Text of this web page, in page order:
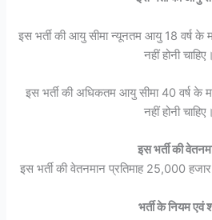
इस भर्ती की आयु सीमा न्यूनतम आयु 18 वर्ष के
नहीं होनी चाहिए।
इस भर्ती की अधिकतम आयु सीमा 40 वर्ष के
नहीं होनी चाहिए।
इस भर्ती की
इस भर्ती की वेतनमान प्रतिमाह 25,000
भर्ती के नियम एवं